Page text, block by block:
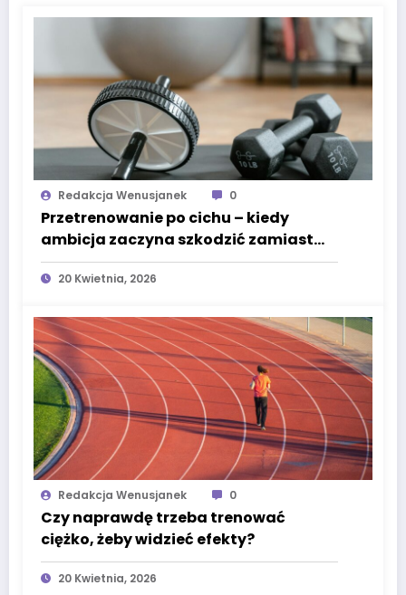
Redakcja Wenusjanek 0
Przetrenowanie po cichu – kiedy
ambicja zaczyna szkodzić zamiast
pomagać
20 Kwietnia, 2026
Redakcja Wenusjanek 0
Czy naprawdę trzeba trenować
ciężko, żeby widzieć efekty?
20 Kwietnia, 2026